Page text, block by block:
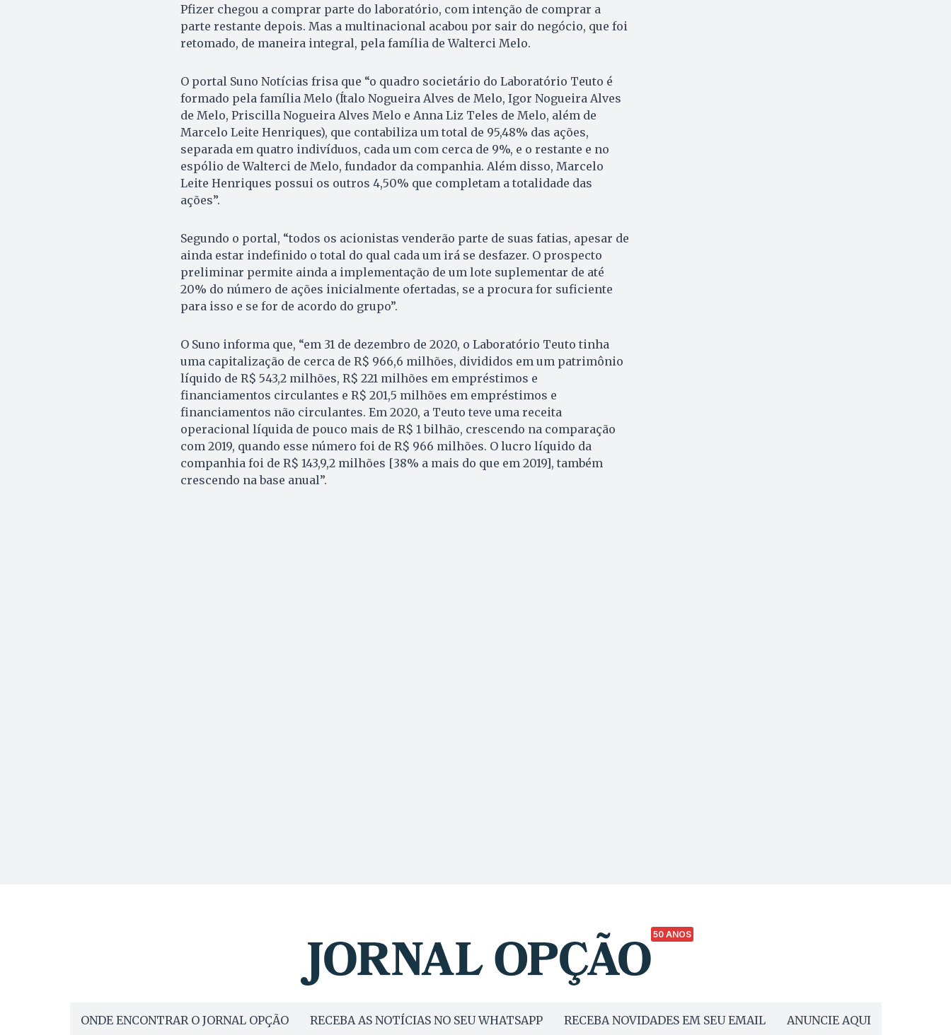
Pfizer chegou a comprar parte do laboratório, com intenção de comprar a
parte restante depois. Mas a multinacional acabou por sair do negócio, que foi
retomado, de maneira integral, pela família de Walterci Melo.
O portal Suno Notícias frisa que “o quadro societário do Laboratório Teuto é
formado pela família Melo (Ítalo Nogueira Alves de Melo, Igor Nogueira Alves
de Melo, Priscilla Nogueira Alves Melo e Anna Liz Teles de Melo, além de
Marcelo Leite Henriques), que contabiliza um total de 95,48% das ações,
separada em quatro indivíduos, cada um com cerca de 9%, e o restante e no
espólio de Walterci de Melo, fundador da companhia. Além disso, Marcelo
Leite Henriques possui os outros 4,50% que completam a totalidade das
ações”.
Segundo o portal, “todos os acionistas venderão parte de suas fatias, apesar de
ainda estar indefinido o total do qual cada um irá se desfazer. O prospecto
preliminar permite ainda a implementação de um lote suplementar de até
20% do número de ações inicialmente ofertadas, se a procura for suficiente
para isso e se for de acordo do grupo”.
O Suno informa que, “em 31 de dezembro de 2020, o Laboratório Teuto tinha
uma capitalização de cerca de R$ 966,6 milhões, divididos em um patrimônio
líquido de R$ 543,2 milhões, R$ 221 milhões em empréstimos e
financiamentos circulantes e R$ 201,5 milhões em empréstimos e
financiamentos não circulantes. Em 2020, a Teuto teve uma receita
operacional líquida de pouco mais de R$ 1 bilhão, crescendo na comparação
com 2019, quando esse número foi de R$ 966 milhões. O lucro líquido da
companhia foi de R$ 143,9,2 milhões [38% a mais do que em 2019], também
crescendo na base anual”.
50 ANOS
ONDE ENCONTRAR O JORNAL OPÇÃO RECEBA AS NOTÍCIAS NO SEU WHATSAPP RECEBA NOVIDADES EM SEU EMAIL ANUNCIE AQUI